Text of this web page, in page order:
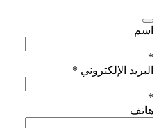
اسم
*
البريد الإلكتروني *
*
هاتف